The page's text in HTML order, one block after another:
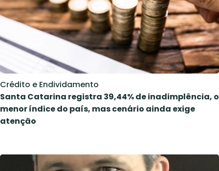
Crédito e Endividamento
Santa Catarina registra 39,44% de inadimplência, o
menor índice do país, mas cenário ainda exige
atenção